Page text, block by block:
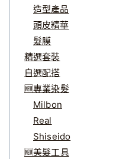
造型產品
頭皮精華
髮膜
精選套裝
自選配搭
🆕專業染髮
Milbon
Real
Shiseido
🆕美髮工具